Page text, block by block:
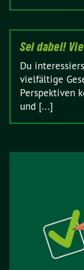
Sei dabei!
Du
vielfältige
Perspektiven
und [...]